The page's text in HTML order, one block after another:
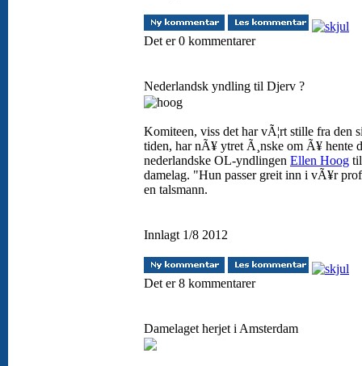
Det er 0 kommentarer
Nederlandsk yndling til Djerv ?
Komiteen, viss det har vÃ¦rt stille fra den
tiden, har nÃ¥ ytret Ã¸nske om Ã¥ hente
nederlandske OL-yndlingen Ellen Hoog
damelag. "Hun passer greit inn i vÃ¥r
en talsmann.
Innlagt 1/8 2012
Det er 8 kommentarer
Damelaget herjet i Amsterdam